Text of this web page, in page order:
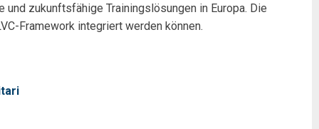
zukunftsfähige Trainingslösungen in Europa. Die
Framework integriert werden können.